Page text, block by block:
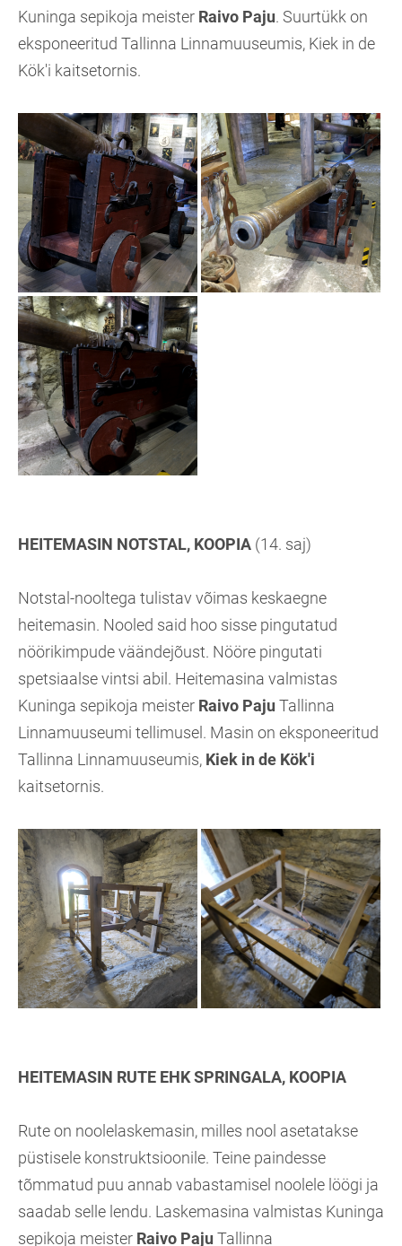
Kuninga sepikoja meister Raivo Paju. Suurtükk on
eksponeeritud Tallinna Linnamuuseumis, Kiek in de
Kök'i kaitsetornis.
HEITEMASIN NOTSTAL, KOOPIA (14. saj)
Notstal-nooltega tulistav võimas keskaegne
heitemasin. Nooled said hoo sisse pingutatud
nöörikimpude väändejõust. Nööre pingutati
spetsiaalse vintsi abil. Heitemasina valmistas
Kuninga sepikoja meister Raivo Paju Tallinna
Linnamuuseumi tellimusel. Masin on eksponeeritud
Tallinna Linnamuuseumis, Kiek in de Kök'i
kaitsetornis.
HEITEMASIN RUTE EHK SPRINGALA, KOOPIA
Rute on noolelaskemasin, milles nool asetatakse
püstisele konstruktsioonile. Teine paindesse
tõmmatud puu annab vabastamisel noolele löögi ja
saadab selle lendu. Laskemasina valmistas Kuninga
sepikoja meister Raivo Paju Tallinna